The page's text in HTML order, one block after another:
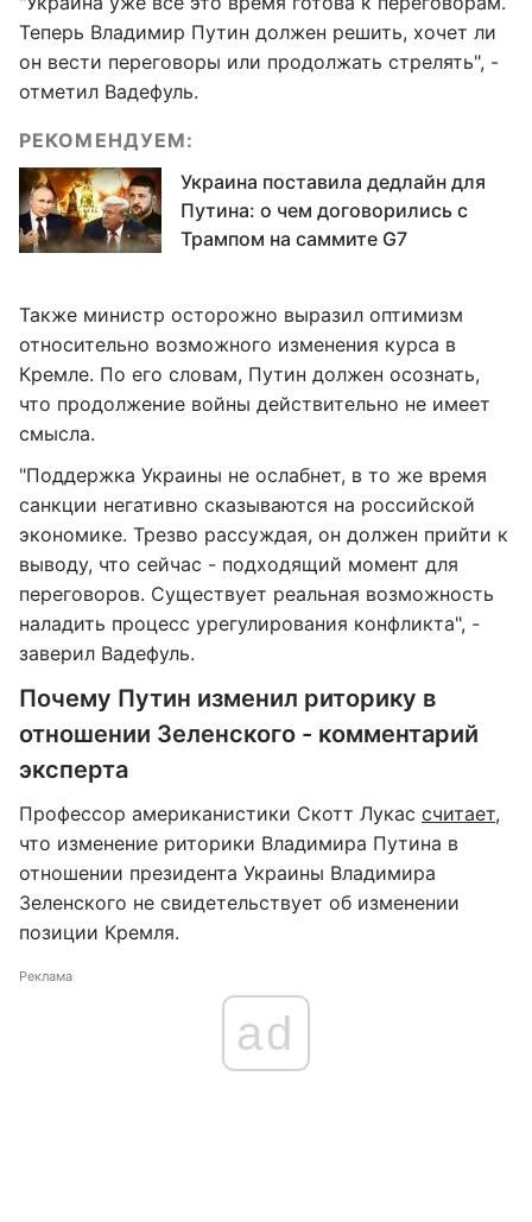
Теперь Владимир Путин должен решить, хочет ли
он вести переговоры или продолжать стрелять", -
отметил Вадефуль.
РЕКОМЕНДУЕМ:
Украина поставила дедлайн для
Путина: о чем договорились с
Трампом на саммите G7
Также министр осторожно выразил оптимизм
относительно возможного изменения курса в
Кремле. По его словам, Путин должен осознать,
что продолжение войны действительно не имеет
смысла.
"Поддержка Украины не ослабнет, в то же время
санкции негативно сказываются на российской
экономике. Трезво рассуждая, он должен прийти к
выводу, что сейчас - подходящий момент для
переговоров. Существует реальная возможность
наладить процесс урегулирования конфликта", -
заверил Вадефуль.
Почему Путин изменил риторику в
отношении Зеленского - комментарий
эксперта
Профессор американистики Скотт Лукас считает,
что изменение риторики Владимира Путина в
отношении президента Украины Владимира
Зеленского не свидетельствует об изменении
позиции Кремля.
Реклама
ad